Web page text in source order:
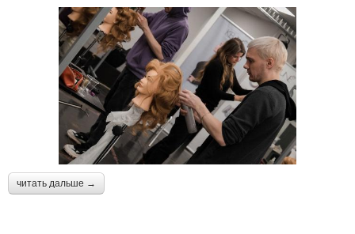
читать дальше →